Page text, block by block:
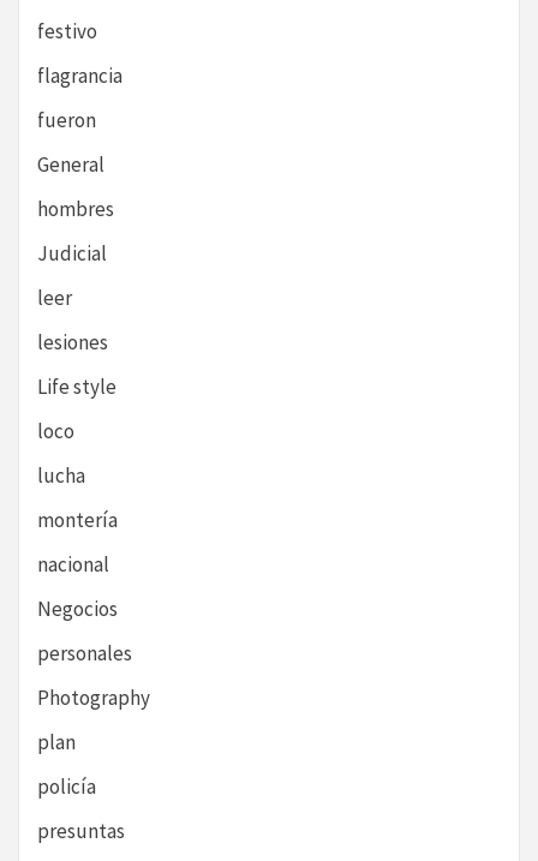
festivo
flagrancia
fueron
General
hombres
Judicial
leer
lesiones
Life style
loco
lucha
montería
nacional
Negocios
personales
Photography
plan
policía
presuntas